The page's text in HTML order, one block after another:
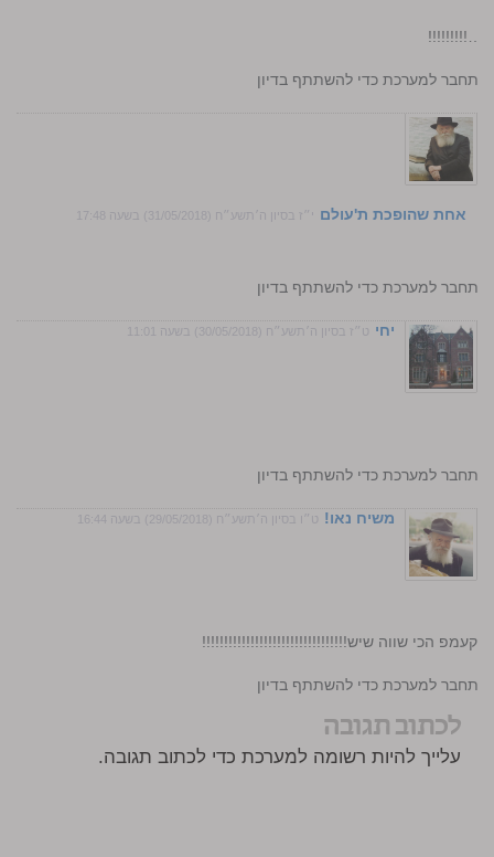
התחבר למערכת כדי להשתתף בדיון
אחת שהופכת ת'עולם י״ז בסיון ה׳תשע״ח (31/05/2018) בשעה 17:48
התחבר למערכת כדי להשתתף בדיון
יחי ט״ז בסיון ה׳תשע״ח (30/05/2018) בשעה 11:01
התחבר למערכת כדי להשתתף בדיון
משיח נאו! ט״ו בסיון ה׳תשע״ח (29/05/2018) בשעה 16:44
הקעמפ הכי שווה שיש!!!!!!!!!!!!!!!!!!!!!!!!!!!!!!!!!
התחבר למערכת כדי להשתתף בדיון
לכתוב תגובה
עלייך להיות רשומה למערכת כדי לכתוב תגובה.